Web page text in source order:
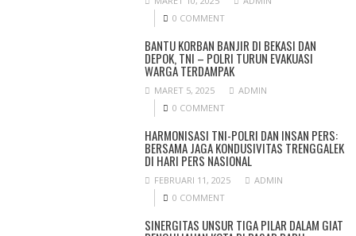
0 COMMENT
BANTU KORBAN BANJIR DI BEKASI DAN
DEPOK, TNI – POLRI TURUN EVAKUASI
WARGA TERDAMPAK
MARET 5, 2025
ADMIN
0 COMMENT
HARMONISASI TNI-POLRI DAN INSAN PERS:
BERSAMA JAGA KONDUSIVITAS TRENGGALEK
DI HARI PERS NASIONAL
FEBRUARI 11, 2025
ADMIN
0 COMMENT
SINERGITAS UNSUR TIGA PILAR DALAM GIAT